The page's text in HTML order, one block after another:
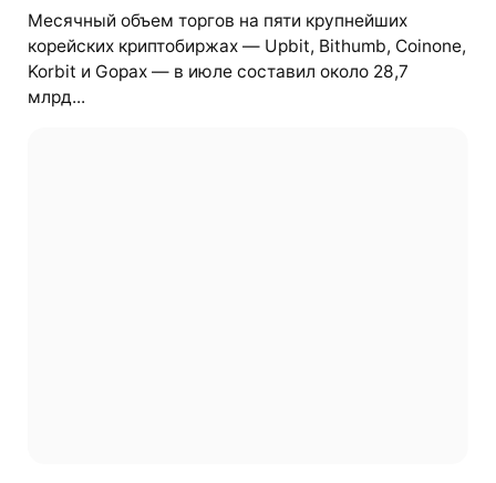
Месячный объем торгов на пяти крупнейших
корейских криптобиржах — Upbit, Bithumb, Coinone,
Korbit и Gopax — в июле составил около 28,7
млрд...